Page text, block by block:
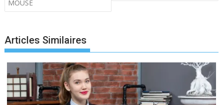
l’article
MOUSE
Articles Similaires